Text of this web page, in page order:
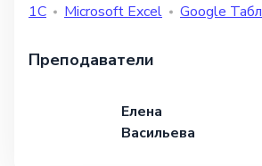
1С Microsoft Excel Google
Преподаватели
Елена
Васильева